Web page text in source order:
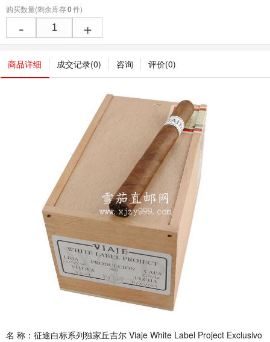
购买数量(剩余库存0件)
- +
商品详细 成交记录(0) 咨询 评价(0)
名 称：征途白标系列独家丘吉尔 Viaje White Label Project Exclusivo